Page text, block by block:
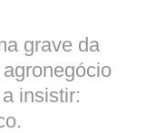
grave da
insistir: